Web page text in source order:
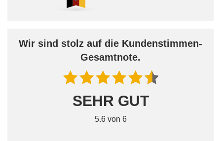
Wir sind stolz auf die Kundenstimmen-
Gesamtnote.
SEHR GUT
5.6 von 6